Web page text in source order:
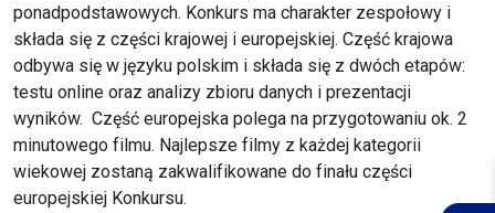
ponadpodstawowych. Konkurs ma charakter zespołowy i
składa się z części krajowej i europejskiej. Część krajowa
odbywa się w języku polskim i składa się z dwóch etapów:
testu online oraz analizy zbioru danych i prezentacji
wyników. Część europejska polega na przygotowaniu ok. 2
minutowego filmu. Najlepsze filmy z każdej kategorii
wiekowej zostaną zakwalifikowane do finału części
europejskiej Konkursu.